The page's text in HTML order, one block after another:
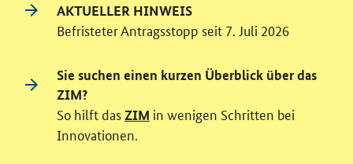
AKTUELLER HINWEIS
Befristeter Antragsstopp seit 7. Juli 2026
Sie suchen einen kurzen Überblick über das
ZIM?
So hilft dasZIM in wenigen Schritten bei
Innovationen.